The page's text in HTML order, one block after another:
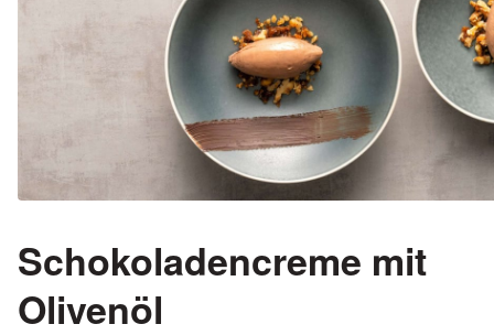
Schokoladencreme mit
Olivenöl